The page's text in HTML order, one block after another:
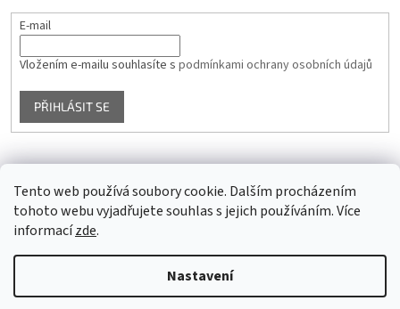
Tento web používá soubory cookie. Dalším procházením
tohoto webu vyjadřujete souhlas s jejich používáním. Více
informacízde.
Nastavení
E-mail
Vložením e-mailu souhlasíte s podmínkami ochrany osobních údajů
PŘIHLÁSIT SE
Facebook